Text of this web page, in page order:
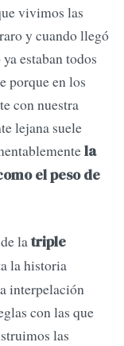
vivimos las
y cuando llegó
estaban todos
porque en los
con nuestra
lejana suele
la
el peso de
latriple
la historia
interpelación
con las que
las